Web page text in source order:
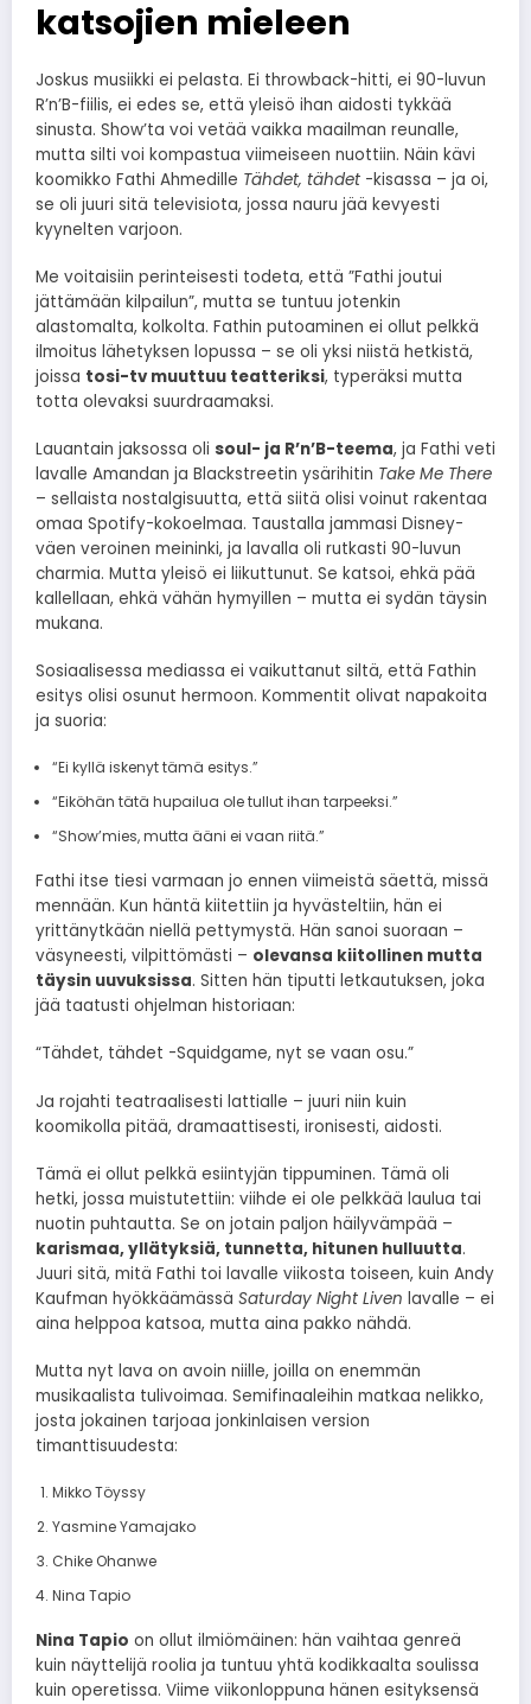
katsojien mieleen
Joskus musiikki ei pelasta. Ei throwback-hitti, ei 90-luvun
R’n’B-fiilis, ei edes se, että yleisö ihan aidosti tykkää
sinusta. Show’ta voi vetää vaikka maailman reunalle,
mutta silti voi kompastua viimeiseen nuottiin. Näin kävi
koomikko Fathi Ahmedille Tähdet, tähdet -kisassa – ja oi,
se oli juuri sitä televisiota, jossa nauru jää kevyesti
kyynelten varjoon.
Me voitaisiin perinteisesti todeta, että ”Fathi joutui
jättämään kilpailun”, mutta se tuntuu jotenkin
alastomalta, kolkolta. Fathin putoaminen ei ollut pelkkä
ilmoitus lähetyksen lopussa – se oli yksi niistä hetkistä,
joissa tosi-tv muuttuu teatteriksi, typeräksi mutta
totta olevaksi suurdraamaksi.
Lauantain jaksossa oli soul- ja R’n’B-teema, ja Fathi veti
lavalle Amandan ja Blackstreetin ysärihitin Take Me There
– sellaista nostalgisuutta, että siitä olisi voinut rakentaa
omaa Spotify-kokoelmaa. Taustalla jammasi Disney-
väen veroinen meininki, ja lavalla oli rutkasti 90-luvun
charmia. Mutta yleisö ei liikuttunut. Se katsoi, ehkä pää
kallellaan, ehkä vähän hymyillen – mutta ei sydän täysin
mukana.
Sosiaalisessa mediassa ei vaikuttanut siltä, että Fathin
esitys olisi osunut hermoon. Kommentit olivat napakoita
ja suoria:
“Ei kyllä iskenyt tämä esitys.”
“Eiköhän tätä hupailua ole tullut ihan tarpeeksi.”
“Show’mies, mutta ääni ei vaan riitä.”
Fathi itse tiesi varmaan jo ennen viimeistä säettä, missä
mennään. Kun häntä kiitettiin ja hyvästeltiin, hän ei
yrittänytkään niellä pettymystä. Hän sanoi suoraan –
väsyneesti, vilpittömästi – olevansa kiitollinen mutta
täysin uuvuksissa. Sitten hän tiputti letkautuksen, joka
jää taatusti ohjelman historiaan:
“Tähdet, tähdet -Squidgame, nyt se vaan osu.”
Ja rojahti teatraalisesti lattialle – juuri niin kuin
koomikolla pitää, dramaattisesti, ironisesti, aidosti.
Tämä ei ollut pelkkä esiintyjän tippuminen. Tämä oli
hetki, jossa muistutettiin: viihde ei ole pelkkää laulua tai
nuotin puhtautta. Se on jotain paljon häilyvämpää –
karismaa, yllätyksiä, tunnetta, hitunen hulluutta.
Juuri sitä, mitä Fathi toi lavalle viikosta toiseen, kuin Andy
Kaufman hyökkäämässä Saturday Night Liven lavalle – ei
aina helppoa katsoa, mutta aina pakko nähdä.
Mutta nyt lava on avoin niille, joilla on enemmän
musikaalista tulivoimaa. Semifinaaleihin matkaa nelikko,
josta jokainen tarjoaa jonkinlaisen version
timanttisuudesta:
Mikko Töyssy
Yasmine Yamajako
Chike Ohanwe
Nina Tapio
Nina Tapio on ollut ilmiömäinen: hän vaihtaa genreä
kuin näyttelijä roolia ja tuntuu yhtä kodikkaalta soulissa
kuin operetissa. Viime viikonloppuna hänen esityksensä